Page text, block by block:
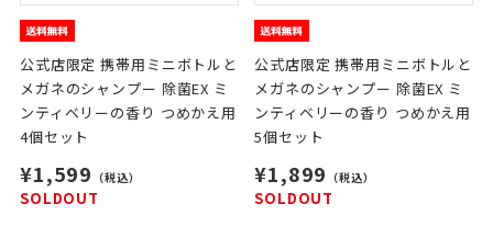
公式店限定 携帯用ミニボトルと
メガネのシャンプー 除菌EX ミ
ンティベリーの香り つめかえ用
4個セット
¥1,599 （税込）
SOLDOUT
公式店限定 携帯用ミニボトルと
メガネのシャンプー 除菌EX ミ
ンティベリーの香り つめかえ用
5個セット
¥1,899 （税込）
SOLDOUT